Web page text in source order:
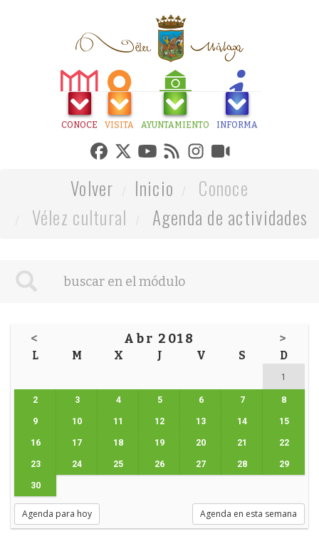
CONOCE VISITA AYUNTAMIENTO INFORMA
Volver Inicio
Conoce
Vélez cultural
Agenda de actividades
< Abr 2018 >
L M X J V S D
1
2 3 4 5 6 7 8
9 10 11 12 13 14 15
16 17 18 19 20 21 22
23 24 25 26 27 28 29
30
Agenda para hoy Agenda en esta semana